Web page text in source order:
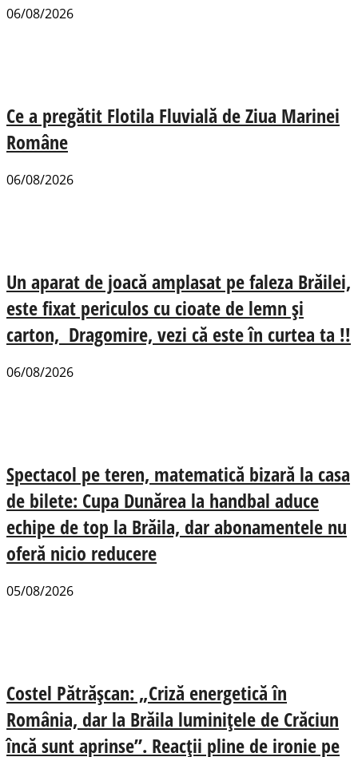
06/08/2026
Ce a pregătit Flotila Fluvială de Ziua Marinei
Române
06/08/2026
Un aparat de joacă amplasat pe faleza Brăilei,
este fixat periculos cu cioate de lemn și
carton, Dragomire, vezi că este în curtea ta !!
06/08/2026
Spectacol pe teren, matematică bizară la casa
de bilete: Cupa Dunărea la handbal aduce
echipe de top la Brăila, dar abonamentele nu
oferă nicio reducere
05/08/2026
Costel Pătrășcan: „Criză energetică în
România, dar la Brăila luminițele de Crăciun
încă sunt aprinse”. Reacții pline de ironie pe